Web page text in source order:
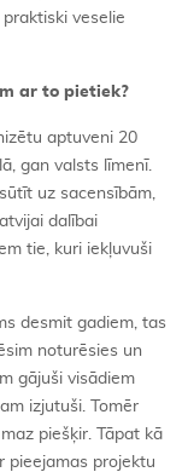
veselie
ar to pietiek?
aptuveni 20
gan valsts līmenī.
uz sacensībām,
dalībai
tie, kuri iekļuvuši
desmit gadiem, tas
noturēsies un
gājuši visādiem
izjutuši. Tomēr
piešķir. Tāpat kā
pieejamas projektu